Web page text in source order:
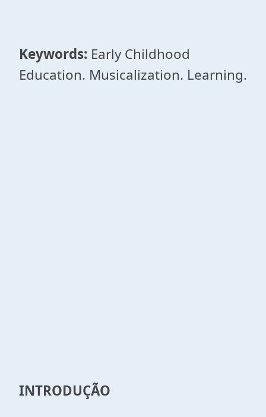
Keywords: Early Childhood
Education. Musicalization. Learning.
INTRODUÇÃO